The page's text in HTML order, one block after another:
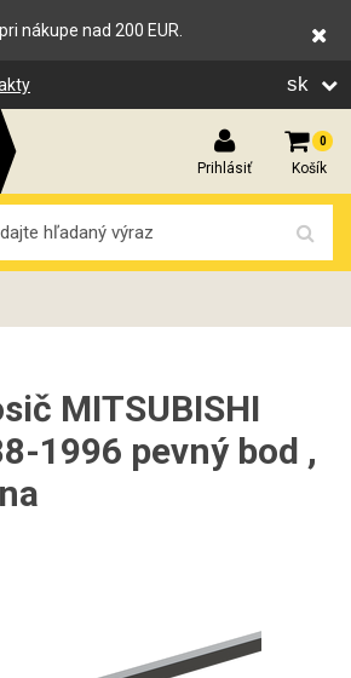
nákupe nad 200 EUR.
sk
Prihlásiť
0
Košík
MITSUBISHI
1996 pevný bod ,